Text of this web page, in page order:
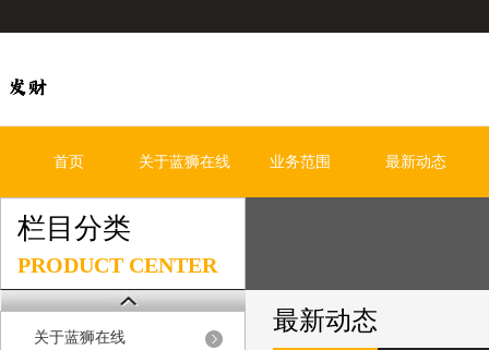
首页 关于蓝狮在线 业务范围 最新动态
栏目分类
PRODUCT CENTER
关于蓝狮在线
最新动态